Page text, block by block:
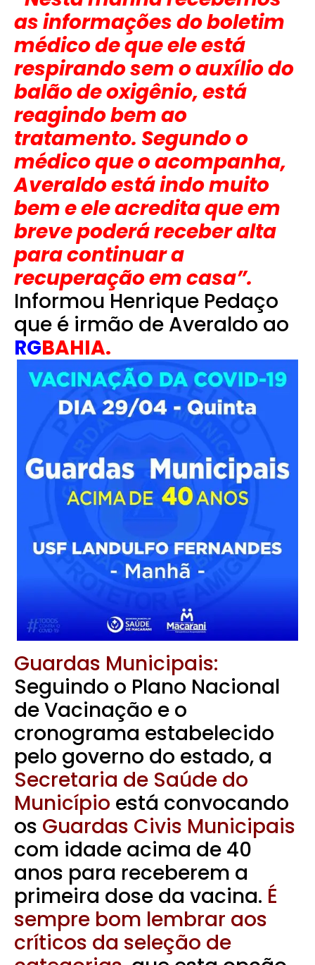
as informações do boletim
médico de que ele está
respirando sem o auxílio do
balão de oxigênio, está
reagindo bem ao
tratamento. Segundo o
médico que o acompanha,
Averaldo está indo muito
bem e ele acredita que em
breve poderá receber alta
para continuar a
recuperação em casa”.
Informou Henrique Pedaço
que é irmão de Averaldo ao
RGBAHIA.
Guardas Municipais:
Seguindo o Plano Nacional
de Vacinação e o
cronograma estabelecido
pelo governo do estado, a
Secretaria de Saúde do
Município está convocando
os Guardas Civis Municipais
com idade acima de 40
anos para receberem a
primeira dose da vacina. É
sempre bom lembrar aos
críticos da seleção de